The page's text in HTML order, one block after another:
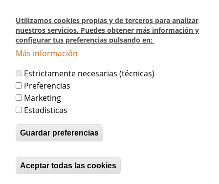
Utilizamos cookies propias y de terceros para analizar
nuestros servicios. Puedes obtener más información y
configurar tus preferencias pulsando en:
Más información
Estrictamente necesarias (técnicas)
Preferencias
Marketing
Estadísticas
Guardar preferencias
Aceptar todas las cookies
Rechazar el consentimiento
contenido
principal